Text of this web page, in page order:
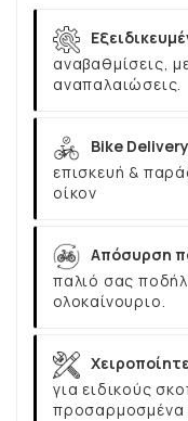
αναβαθμίσεις,
αναπαλαιώσεις.
Bike
επισκευή &
οίκον
Απόσυρση
παλιό σας
ολοκαίνουριο.
για ειδικούς
προσαρμοσμένα